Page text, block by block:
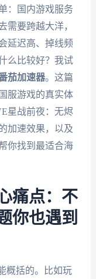
：国内游戏服务
需要跨越大洋，
延迟高、掉线频
么比较好？我试
茄加速器。这篇
服游戏的真实体
星战前夜：无烬
加速效果，以及
你找到最适合海
痛点：不
你也遇到
概括的。比如玩